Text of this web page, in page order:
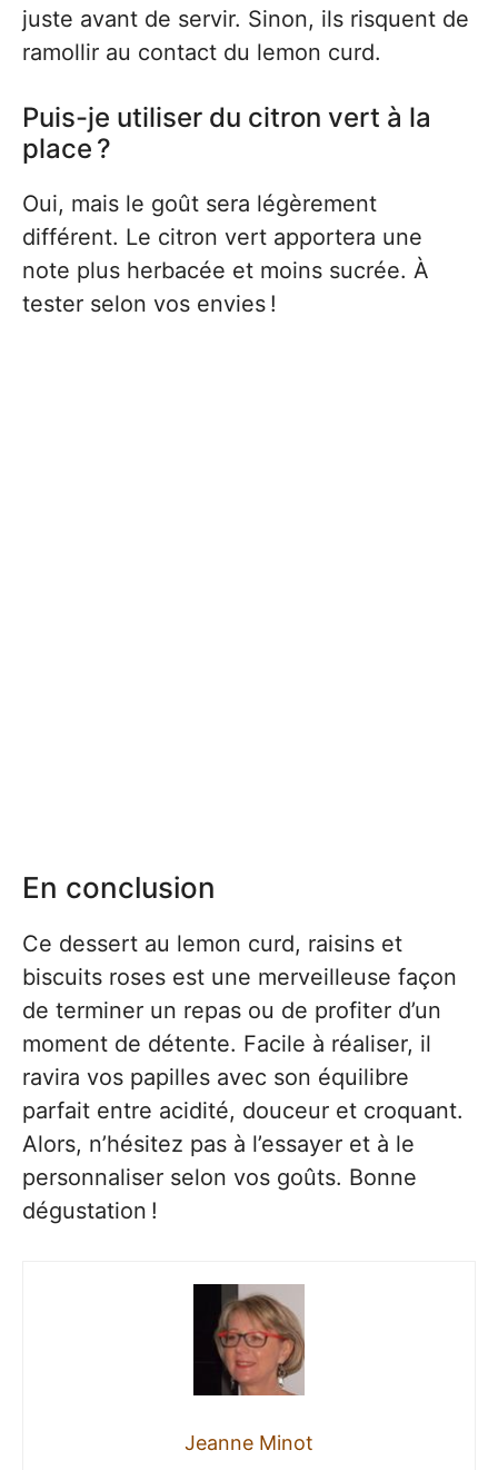
juste avant de servir. Sinon, ils risquent de
ramollir au contact du lemon curd.
Puis-je utiliser du citron vert à la
place ?
Oui, mais le goût sera légèrement
différent. Le citron vert apportera une
note plus herbacée et moins sucrée. À
tester selon vos envies !
En conclusion
Ce dessert au lemon curd, raisins et
biscuits roses est une merveilleuse façon
de terminer un repas ou de profiter d’un
moment de détente. Facile à réaliser, il
ravira vos papilles avec son équilibre
parfait entre acidité, douceur et croquant.
Alors, n’hésitez pas à l’essayer et à le
personnaliser selon vos goûts. Bonne
dégustation !
Jeanne Minot